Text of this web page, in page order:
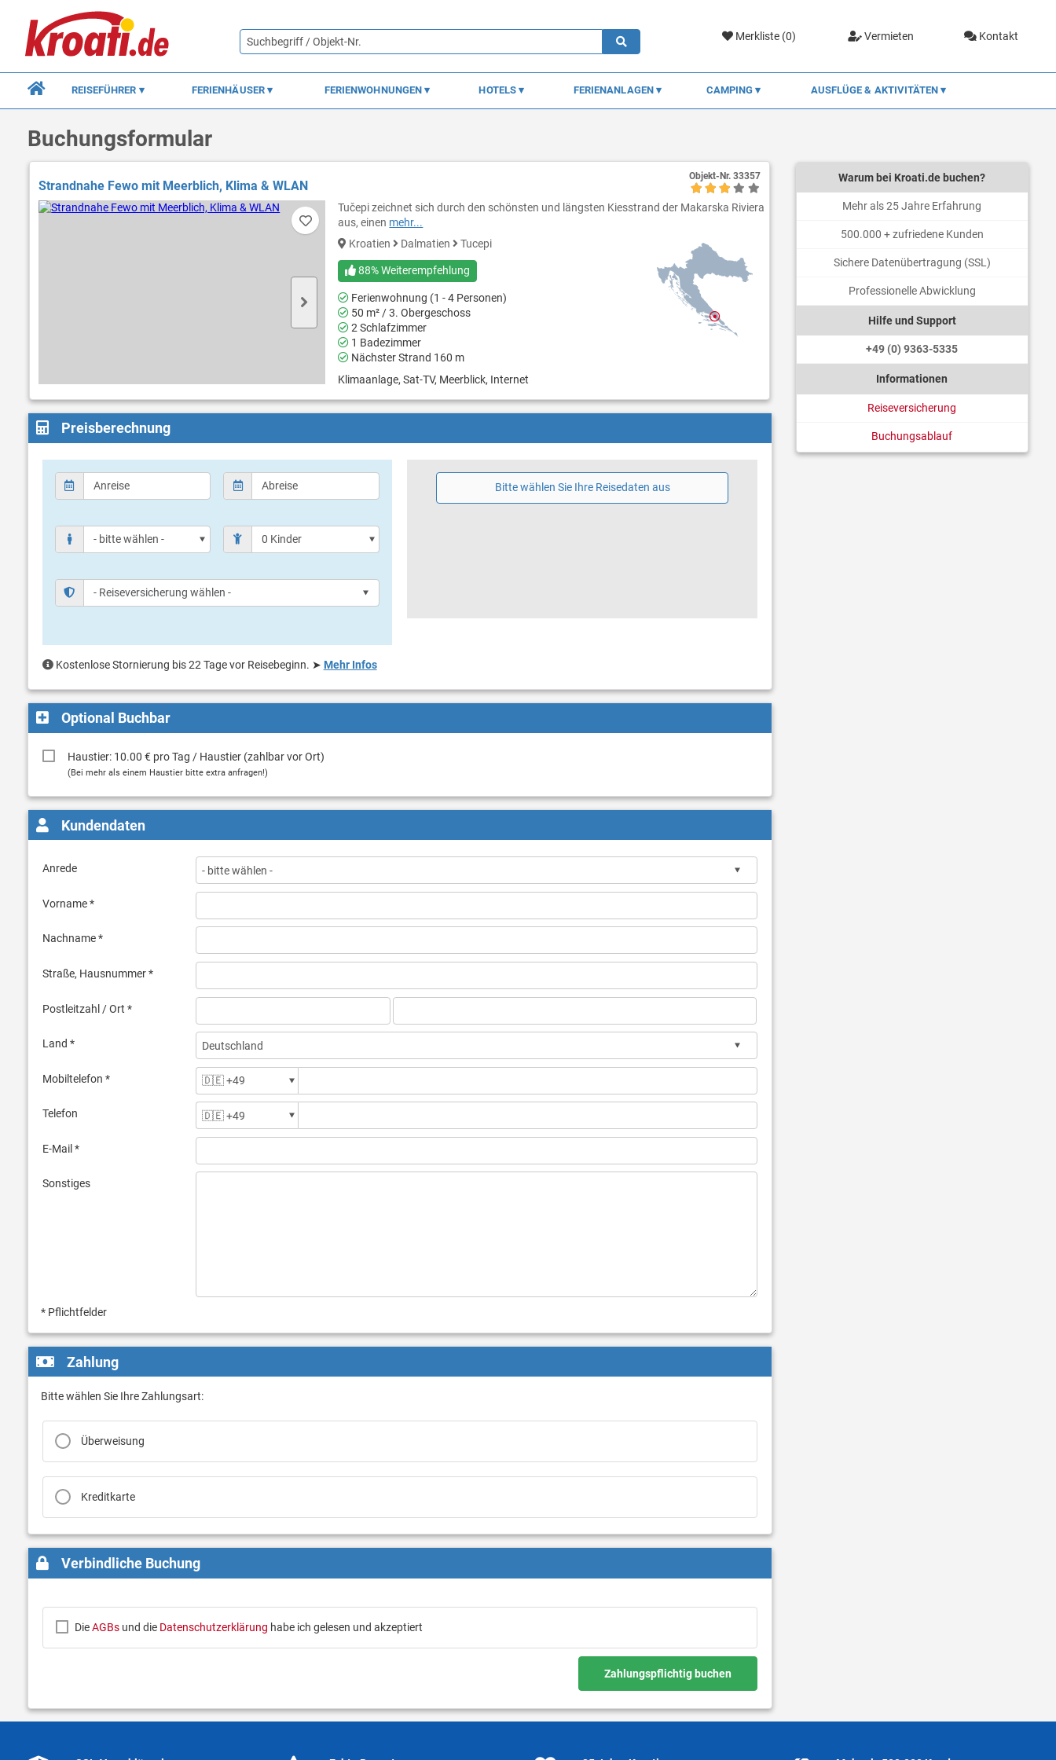
Merkliste (0) Vermieten Kontakt
REISEFÜHRER FERIENHÄUSER FERIENWOHNUNGEN HOTELS FERIENANLAGEN CAMPING AUSFLÜGE & AKTIVITÄTEN
Buchungsformular
Strandnahe Fewo mit Meerblich, Klima & WLAN
Tučepi zeichnet sich durch den schönsten und längsten Kiesstrand der Makarska Riviera
aus, einen mehr...
Kroatien
Dalmatien Tucepi
88% Weiterempfehlung
Ferienwohnung (1 - 4 Personen)
50 m² / 3. Obergeschoss
2 Schlafzimmer
1 Badezimmer
Nächster Strand 160 m
Klimaanlage, Sat-TV, Meerblick, Internet
Objekt-Nr.33357
Preisberechnung
Kostenlose Stornierung bis 22 Tage vor Reisebeginn. ➤ Mehr Infos
Bitte wählen Sie Ihre Reisedaten aus
Optional Buchbar
Haustier: 10.00 € pro Tag / Haustier (zahlbar vor Ort)
(Bei mehr als einem Haustier bitte extra anfragen!)
Kundendaten
Anrede
Vorname *
Nachname *
Straße, Hausnummer *
Postleitzahl / Ort *
Land *
Mobiltelefon *
Telefon
E-Mail *
Sonstiges
* Pflichtfelder
Zahlung
Bitte wählen Sie Ihre Zahlungsart:
Überweisung
Kreditkarte
Verbindliche Buchung
DieAGBsund die Datenschutzerklärung habe ich gelesen und akzeptiert
Zahlungspflichtig buchen
Warum bei Kroati.de buchen?
Mehr als 25 Jahre Erfahrung
500.000 + zufriedene Kunden
Sichere Datenübertragung (SSL)
Professionelle Abwicklung
Hilfe und Support
+49 (0) 9363-5335
Informationen
Reiseversicherung
Buchungsablauf